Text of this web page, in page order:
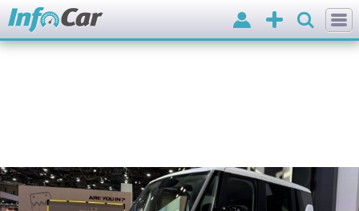
Додати
оголошення
Вхід